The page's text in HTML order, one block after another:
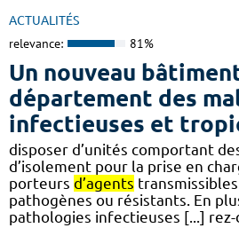
ACTUALITÉS
relevance: 81%
Un nouveau
département des
infectieuses et
disposer d’unités comportant
d’isolement pour la prise en
porteurs d’agents
pathogènes ou résistants. En
pathologies infectieuses [...] rez-